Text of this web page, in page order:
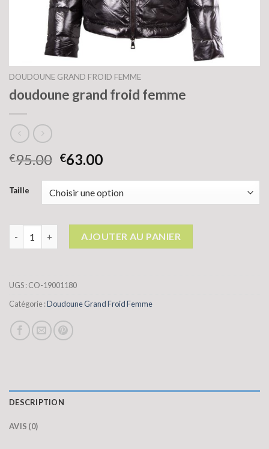
DOUDOUNE GRAND FROID FEMME
doudoune grand froid femme
€95.00 €63.00
Taille
quantité de doudoune grand froid femme
AJOUTER AU PANIER
UGS :CO-19001180
Catégorie :Doudoune Grand Froid Femme
DESCRIPTION
AVIS (0)